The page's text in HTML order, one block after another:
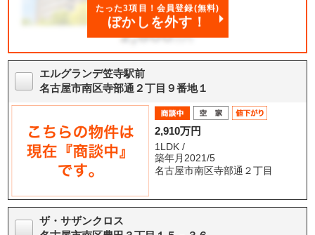
たった3項目！会員登録(無料)
ぼかしを外す！
エルグランデ笠寺駅前
名古屋市南区寺部通２丁目９番地１
2,910万円
1LDK /
築年月2021/5
名古屋市南区寺部通２丁目
ザ・サザンクロス